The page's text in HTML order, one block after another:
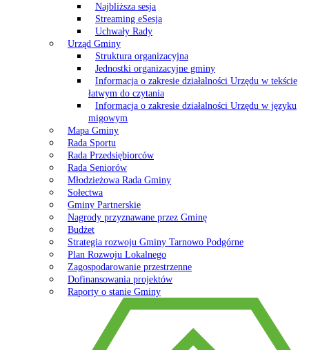
Najbliższa sesja
Streaming eSesja
Uchwały Rady
Urząd Gminy
Struktura organizacyjna
Jednostki organizacyjne gminy
Informacja o zakresie działalności Urzędu w tekście
łatwym do czytania
Informacja o zakresie działalności Urzędu w języku
migowym
Mapa Gminy
Rada Sportu
Rada Przedsiębiorców
Rada Seniorów
Młodzieżowa Rada Gminy
Sołectwa
Gminy Partnerskie
Nagrody przyznawane przez Gminę
Budżet
Strategia rozwoju Gminy Tarnowo Podgórne
Plan Rozwoju Lokalnego
Zagospodarowanie przestrzenne
Dofinansowania projektów
Raporty o stanie Gminy